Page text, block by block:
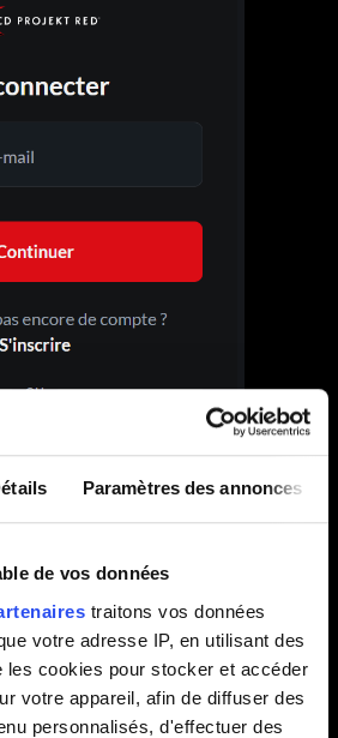
Paramètres des annonces
de vos données
traitons vos données
votre adresse IP, en utilisant des
les cookies pour stocker et accéder
votre appareil, afin de diffuser des
personnalisés, d'effectuer des